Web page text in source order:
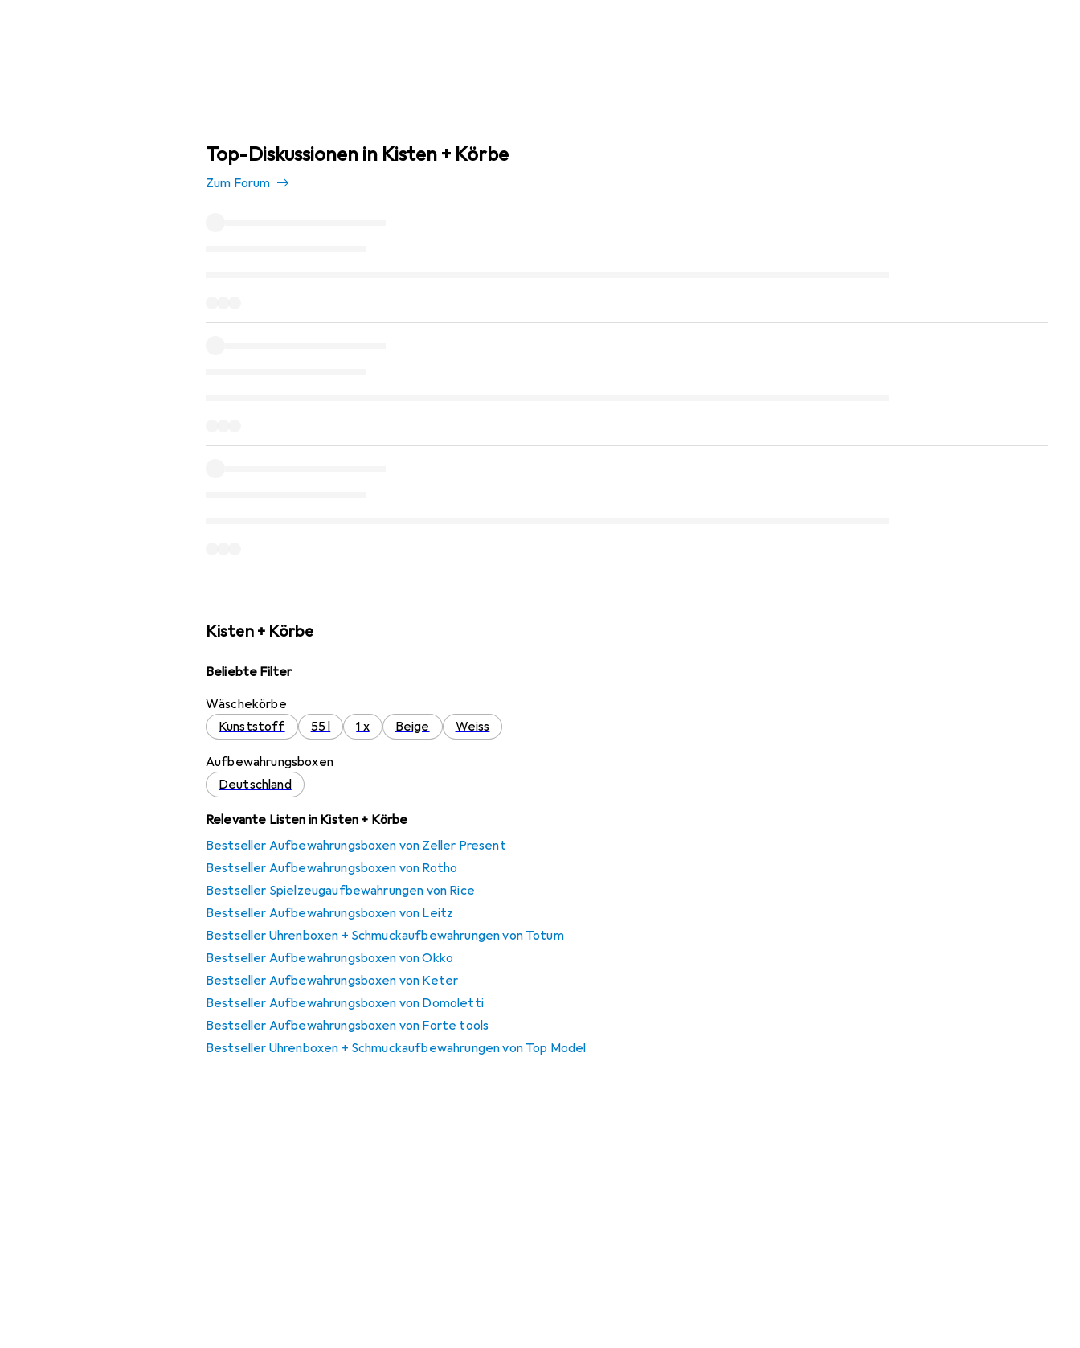
Top-Diskussionen in Kisten + Körbe
Zum Forum
Kisten + Körbe
Beliebte Filter
Wäschekörbe
Kunststoff
55 l 1 x Beige Weiss
Aufbewahrungsboxen
Deutschland
Relevante Listen in Kisten + Körbe
Bestseller Aufbewahrungsboxen von Zeller Present
Bestseller Aufbewahrungsboxen von Rotho
Bestseller Spielzeugaufbewahrungen von Rice
Bestseller Aufbewahrungsboxen von Leitz
Bestseller Uhrenboxen + Schmuckaufbewahrungen von Totum
Bestseller Aufbewahrungsboxen von Okko
Bestseller Aufbewahrungsboxen von Keter
Bestseller Aufbewahrungsboxen von Domoletti
Bestseller Aufbewahrungsboxen von Forte tools
Bestseller Uhrenboxen + Schmuckaufbewahrungen von Top Model